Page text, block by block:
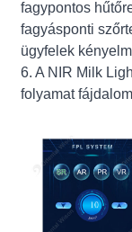
fagypontos
fagyásponti
ügyfelek
6. A NIR Milk
folyamat